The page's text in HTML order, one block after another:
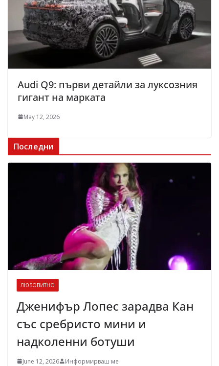
Audi Q9: първи детайли за луксозния
гигант на марката
May 12, 2026
Последни
ЛЮБОПИТНО
Дженифър Лопес зарадва Кан
със сребристо мини и
надколенни ботуши
June 12, 2026 Информирваш ме